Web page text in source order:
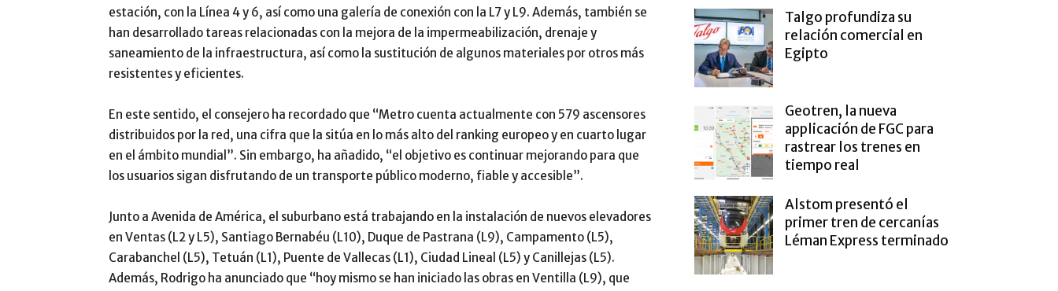
estación, con la Línea 4 y 6, así como una galería de conexión con la L7 y L9. Además, también se
han desarrollado tareas relacionadas con la mejora de la impermeabilización, drenaje y
saneamiento de la infraestructura, así como la sustitución de algunos materiales por otros más
resistentes y eficientes.
En este sentido, el consejero ha recordado que “Metro cuenta actualmente con 579 ascensores
distribuidos por la red, una cifra que la sitúa en lo más alto del ranking europeo y en cuarto lugar
en el ámbito mundial”. Sin embargo, ha añadido, “el objetivo es continuar mejorando para que
los usuarios sigan disfrutando de un transporte público moderno, fiable y accesible”.
Junto a Avenida de América, el suburbano está trabajando en la instalación de nuevos elevadores
en Ventas (L2 y L5), Santiago Bernabéu (L10), Duque de Pastrana (L9), Campamento (L5),
Carabanchel (L5), Tetuán (L1), Puente de Vallecas (L1), Ciudad Lineal (L5) y Canillejas (L5).
Además, Rodrigo ha anunciado que “hoy mismo se han iniciado las obras en Ventilla (L9), que
Talgo profundiza su
relación comercial en
Egipto
Geotren, la nueva
applicación de FGC para
rastrear los trenes en
tiempo real
Alstom presentó el
primer tren de cercanías
Léman Express terminado